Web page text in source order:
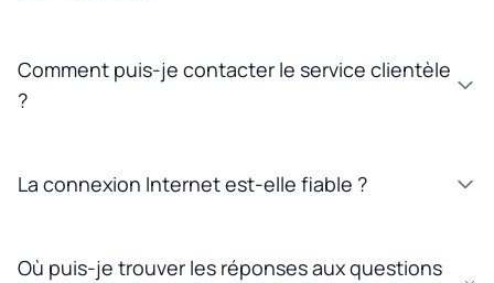
Comment puis-je contacter le service clientèle
?
La connexion Internet est-elle fiable ?
Où puis-je trouver les réponses aux questions